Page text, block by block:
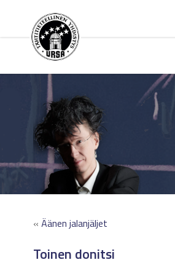
« Äänen jalanjäljet
Toinen donitsi